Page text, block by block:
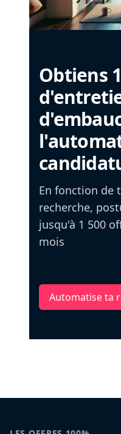
Obtiens
En fonction de
recherche,
jusqu'à 1 500
mois
Automatise ta